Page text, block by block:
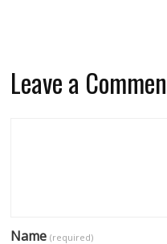
Leave a
Name(required)